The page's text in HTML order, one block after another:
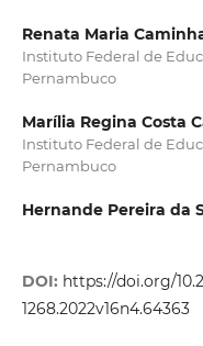
Renata Maria
Instituto Federal de
Pernambuco
Marília Regina Costa
Instituto Federal de
Pernambuco
Hernande Pereira da
DOI: https://doi.org/
1268.2022v16n4.64363